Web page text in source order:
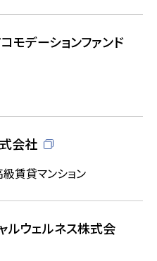
デーションファンド
会社
賃貸マンション
ルウェルネス株式会